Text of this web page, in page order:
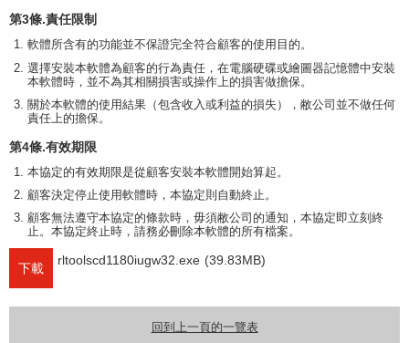
第3條.責任限制
軟體所含有的功能並不保證完全符合顧客的使用目的。
選擇安裝本軟體為顧客的行為責任，在電腦硬碟或繪圖器記憶體中安裝
本軟體時，並不為其相關損害或操作上的損害做擔保。
關於本軟體的使用結果（包含收入或利益的損失），敝公司並不做任何
責任上的擔保。
第4條.有效期限
本協定的有效期限是從顧客安裝本軟體開始算起。
顧客決定停止使用軟體時，本協定則自動終止。
顧客無法遵守本協定的條款時，毋須敝公司的通知，本協定即立刻終
止。本協定終止時，請務必刪除本軟體的所有檔案。
下載
rltoolscd1180iugw32.exe (39.83MB)
回到上一頁的一覽表